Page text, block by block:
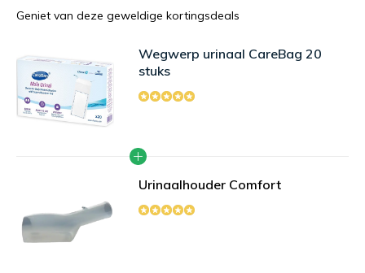
Geniet van deze geweldige kortingsdeals
Wegwerp urinaal CareBag 20
stuks
Urinaalhouder Comfort